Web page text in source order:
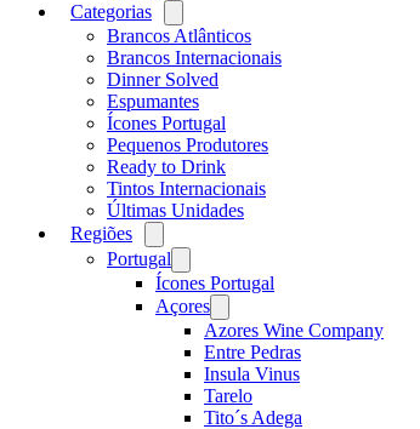
Categorias
menu
Brancos Atlânticos
Brancos Internacionais
Dinner Solved
Espumantes
Ícones Portugal
Pequenos Produtores
Ready to Drink
Tintos Internacionais
Últimas Unidades
Regiões
menu
Portugal
menu
Ícones Portugal
Açores
menu
Azores Wine Company
Entre Pedras
Insula Vinus
Tarelo
Tito´s Adega